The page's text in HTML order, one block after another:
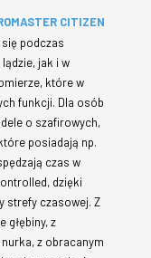
CITIZEN
podczas
jak i w
które w
funkcji. Dla osób
o szafirowych,
posiadają np.
czas w
dzięki
strefy czasowej. Z
głębiny, z
z obracanym